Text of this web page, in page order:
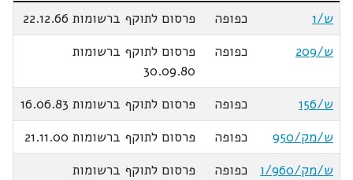
ש/1
כפופה
פרסום לתוקף ברשומות 22.12.66
ש/209
כפופה
פרסום לתוקף ברשומות
30.09.80
ש/156
כפופה
פרסום לתוקף ברשומות 16.06.83
ש/מק/950
כפופה
פרסום לתוקף ברשומות 21.11.00
ש/מק/960/ו
כפופה
פרסום לתוקף ברשומות